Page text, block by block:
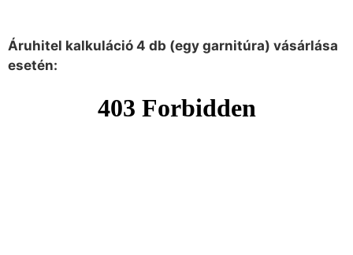
Áruhitel kalkuláció 4 db (egy garnitúra) vásárlása
esetén: